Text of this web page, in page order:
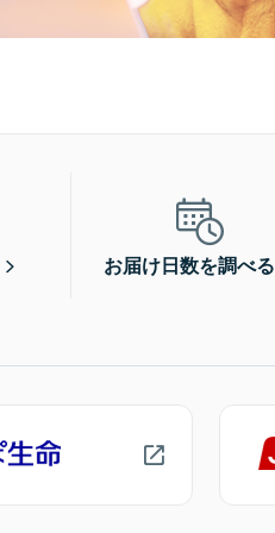
お届け日数を調べる